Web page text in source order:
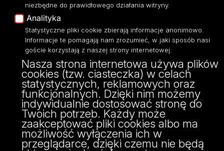
niezbędne do prawidłowego działania witryny.
Analityka
Statystyczne pliki cookie zbierają informacje anonimowo.
Informacje te pomagają nam zrozumieć, w jaki sposób nasi
goście korzystają z naszej strony internetowej.
Nasza strona internetowa używa plików
cookies (tzw. ciasteczka) w celach
statystycznych, reklamowych oraz
funkcjonalnych. Dzięki nim możemy
indywidualnie dostosować stronę do
Twoich potrzeb. Każdy może
zaakceptować pliki cookies albo ma
możliwość wyłączenia ich w
przeglądarce, dzięki czemu nie będą